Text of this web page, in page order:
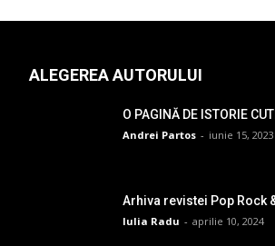
ALEGEREA AUTORULUI
O PAGINĂ DE ISTORIE
Andrei Partos - iunie 15, 2023
Arhiva revistei Pop Rock
Iulia Radu - aprilie 10, 2024